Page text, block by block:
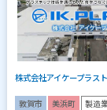
株式会社アイケープラスト
敦賀市 美浜町 製造